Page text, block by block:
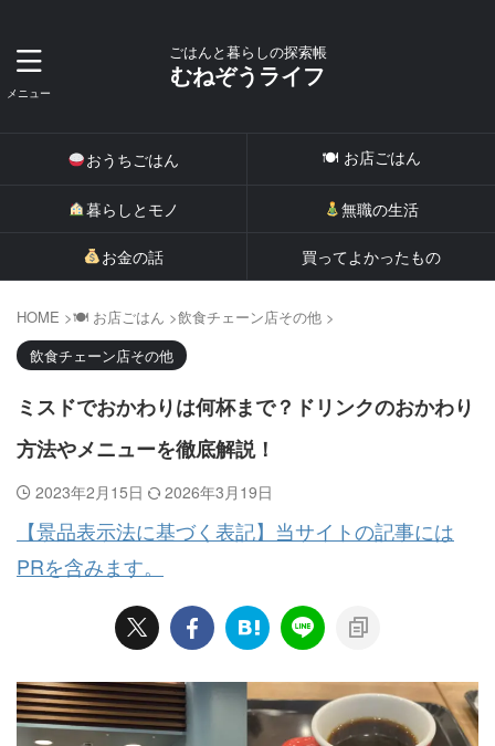
ごはんと暮らしの探索帳
むねぞうライフ
おうちごはん 🍽 お店ごはん
暮らしとモノ 無職の生活
お金の話 買ってよかったもの
HOME >🍽 お店ごはん >飲食チェーン店その他 >
飲食チェーン店その他
ミスドでおかわりは何杯まで？ドリンクのおかわり
方法やメニューを徹底解説！
2023年2月15日
2026年3月19日
【景品表示法に基づく表記】当サイトの記事には
PRを含みます。